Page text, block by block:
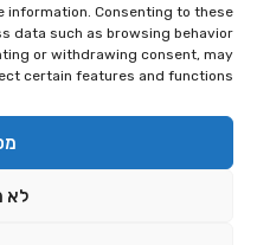
Consenting to these
data such as browsing behavior
or withdrawing consent, may
certain features and functions.
לא